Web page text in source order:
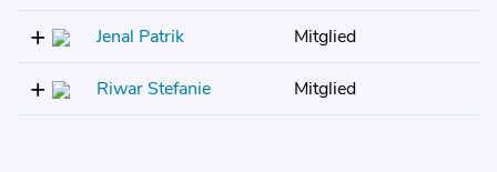
Jenal Patrik Mitglied
Riwar Stefanie Mitglied